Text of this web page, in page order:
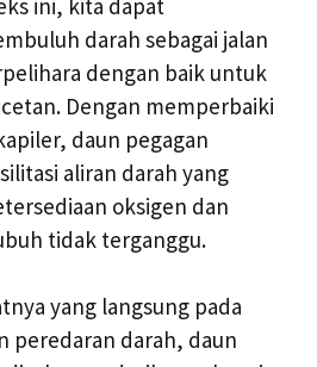
darah sebagai jalan
dengan baik untuk
Dengan memperbaiki
daun pegagan
aliran darah yang
oksigen dan
tidak terganggu.
yang langsung pada
peredaran darah, daun